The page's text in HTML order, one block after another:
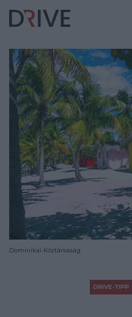
Dominikai Köztársaság
DRIVE-TIPP